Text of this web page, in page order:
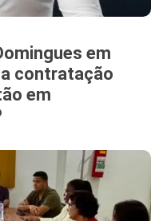
em
contratação
em